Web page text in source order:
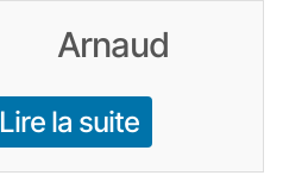
Arnaud
Lire la suite